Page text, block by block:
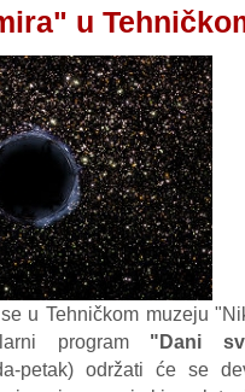
u
u Tehničkom muzeju
program "Dani
petak) održati će se